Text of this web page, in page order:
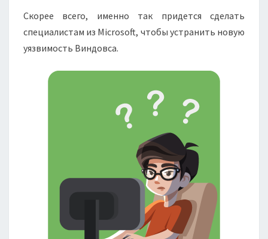
Скорее всего, именно так придется сделать
специалистам из Microsoft, чтобы устранить новую
уязвимость Виндовса.